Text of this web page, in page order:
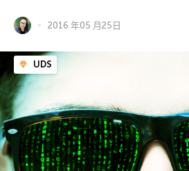
2016 年05 月25日
UDS